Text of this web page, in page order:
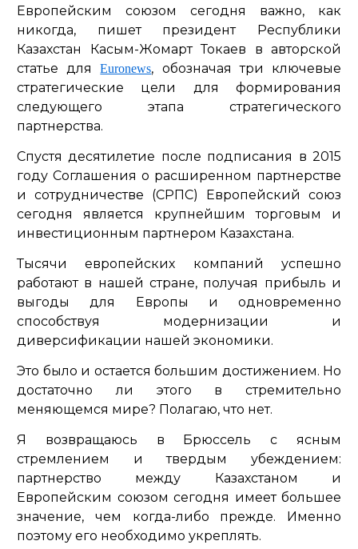
Европейским союзом сегодня важно, как
никогда, пишет президент Республики
Казахстан Касым-Жомарт Токаев в авторской
статье дляEuronews, обозначая три ключевые
стратегические цели для формирования
следующего этапа стратегического
партнерства.
Спустя десятилетие после подписания в 2015
году Соглашения о расширенном партнерстве
и сотрудничестве (СРПС) Европейский союз
сегодня является крупнейшим торговым и
инвестиционным партнером Казахстана.
Тысячи европейских компаний успешно
работают в нашей стране, получая прибыль и
выгоды для Европы и одновременно
способствуя модернизации и
диверсификации нашей экономики.
Это было и остается большим достижением. Но
достаточно ли этого в стремительно
меняющемся мире? Полагаю, что нет.
Я возвращаюсь в Брюссель с ясным
стремлением и твердым убеждением:
партнерство между Казахстаном и
Европейским союзом сегодня имеет большее
значение, чем когда-либо прежде. Именно
поэтому его необходимо укреплять.